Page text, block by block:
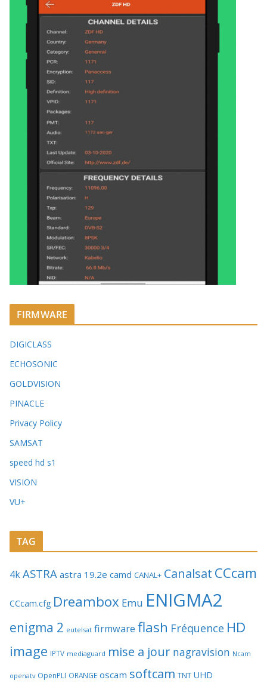
FIRMWARE
DIGICLASS
ECHOSONIC
GOLDVISION
PINACLE
Privacy Policy
SAMSAT
speed hd s1
VISION
VU+
TAG
4kASTRA astra 19.2e camd CANAL+ Canalsat CCcam
CCcam.cfg Dreambox Emu ENIGMA2
enigma 2 eutelsat firmware flash Fréquence HD
image IPTV mediaguard mise a jour nagravision Ncam
openatv OpenPLI ORANGE oscam softcam TNT UHD